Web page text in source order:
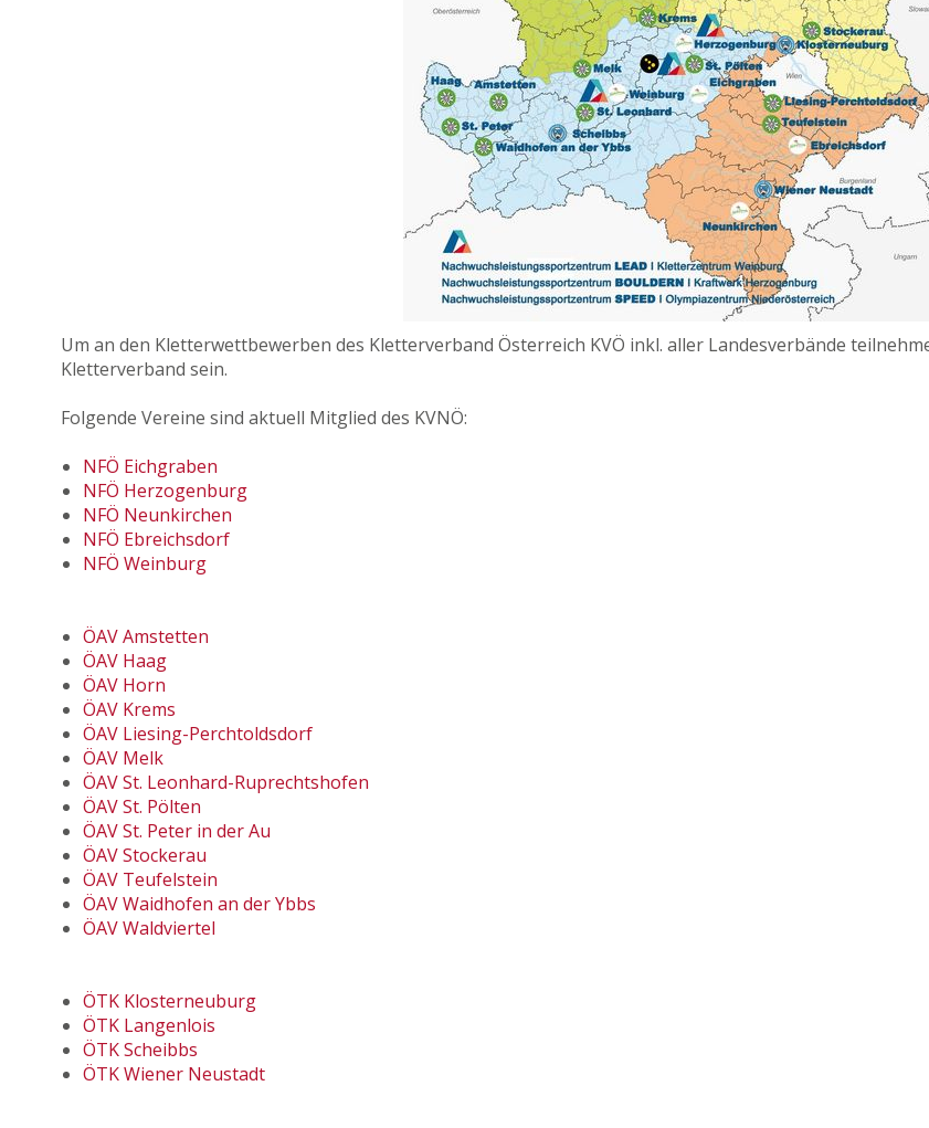
Um an den Kletterwettbewerben des Kletterverband Österreich KVÖ inkl. aller Landesverbände
Kletterverband sein.
Folgende Vereine sind aktuell Mitglied des KVNÖ:
NFÖ Eichgraben
NFÖ Herzogenburg
NFÖ Neunkirchen
NFÖ Ebreichsdorf
NFÖ Weinburg
ÖAV Amstetten
ÖAV Haag
ÖAV Horn
ÖAV Krems
ÖAV Liesing-Perchtoldsdorf
ÖAV Melk
ÖAV St. Leonhard-Ruprechtshofen
ÖAV St. Pölten
ÖAV St. Peter in der Au
ÖAV Stockerau
ÖAV Teufelstein
ÖAV Waidhofen an der Ybbs
ÖAV Waldviertel
ÖTK Klosterneuburg
ÖTK Langenlois
ÖTK Scheibbs
ÖTK Wiener Neustadt